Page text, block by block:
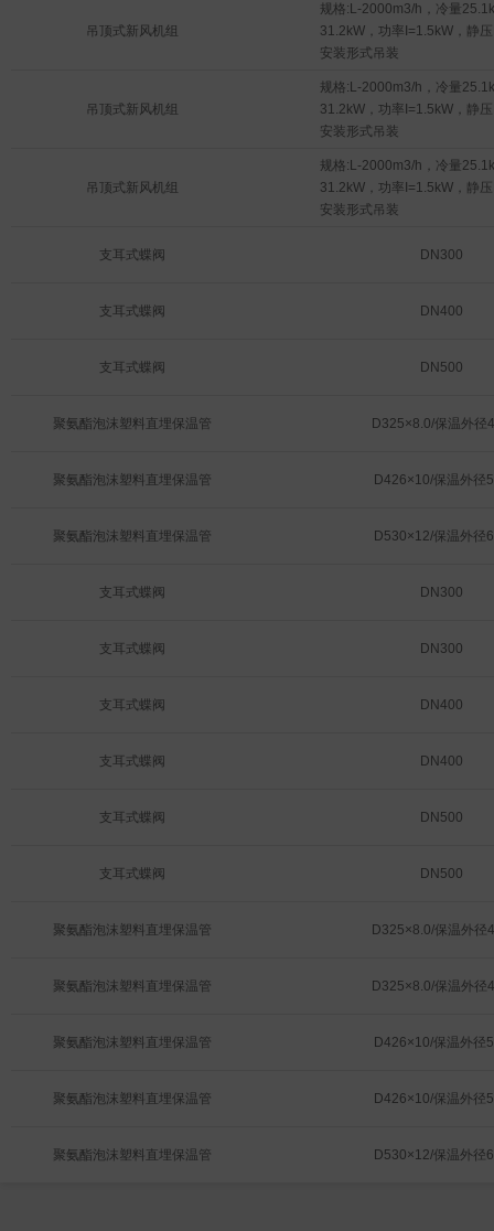
吊顶式新风机组
规格:L-2000m3/h，冷量
31.2kW，功率I=1.5kW，静
安装形式吊装
吊顶式新风机组
规格:L-2000m3/h，冷量
31.2kW，功率I=1.5kW，静
安装形式吊装
吊顶式新风机组
规格:L-2000m3/h，冷量
31.2kW，功率I=1.5kW，静
安装形式吊装
支耳式蝶阀 DN300
支耳式蝶阀 DN400
支耳式蝶阀 DN500
聚氨酯泡沫塑料直埋保温管 D325×8.0/保温外径
聚氨酯泡沫塑料直埋保温管 D426×10/保温外径
聚氨酯泡沫塑料直埋保温管 D530×12/保温外径
支耳式蝶阀 DN300
支耳式蝶阀 DN300
支耳式蝶阀 DN400
支耳式蝶阀 DN400
支耳式蝶阀 DN500
支耳式蝶阀 DN500
聚氨酯泡沫塑料直埋保温管 D325×8.0/保温外径
聚氨酯泡沫塑料直埋保温管 D325×8.0/保温外径
聚氨酯泡沫塑料直埋保温管 D426×10/保温外径
聚氨酯泡沫塑料直埋保温管 D426×10/保温外径
聚氨酯泡沫塑料直埋保温管 D530×12/保温外径